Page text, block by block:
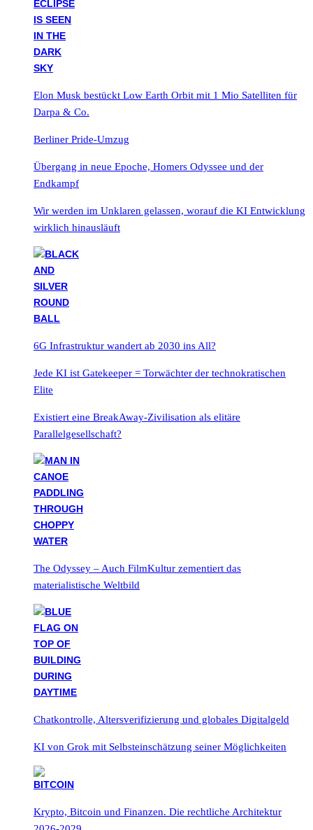
Elon Musk bestückt Low Earth Orbit mit 1 Mio Satelliten für
Darpa & Co.
Berliner Pride-Umzug
Übergang in neue Epoche, Homers Odyssee und der
Endkampf
Wir werden im Unklaren gelassen, worauf die KI Entwicklung
wirklich hinausläuft
6G Infrastruktur wandert ab 2030 ins All?
Jede KI ist Gatekeeper = Torwächter der technokratischen
Elite
Existiert eine BreakAway-Zivilisation als elitäre
Parallelgesellschaft?
The Odyssey – Auch FilmKultur zementiert das
materialistische Weltbild
Chatkontrolle, Altersverifizierung und globales Digitalgeld
KI von Grok mit Selbsteinschätzung seiner Möglichkeiten
Krypto, Bitcoin und Finanzen. Die rechtliche Architektur